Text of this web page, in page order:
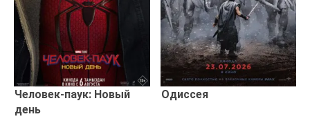
Человек-паук: Новый
день
Одиссея